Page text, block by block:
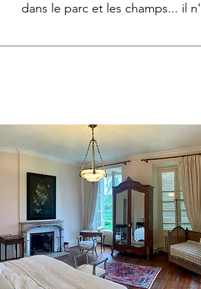
dans le parc et les champs... il